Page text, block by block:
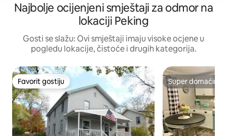
Najbolje ocijenjeni smještaji za odmor na
lokaciji Peking
Gosti se slažu: Ovi smještaji imaju visoke ocjene u
pogledu lokacije, čistoće i drugih kategorija.
Favorit gostiju
Favorit gostiju Super domaćin
Super domaćin